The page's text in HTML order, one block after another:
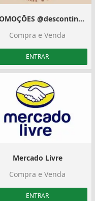
PROMOÇÕES @descontinhosparavoce_
Compra e Venda
ENTRAR
Mercado Livre
Compra e Venda
ENTRAR